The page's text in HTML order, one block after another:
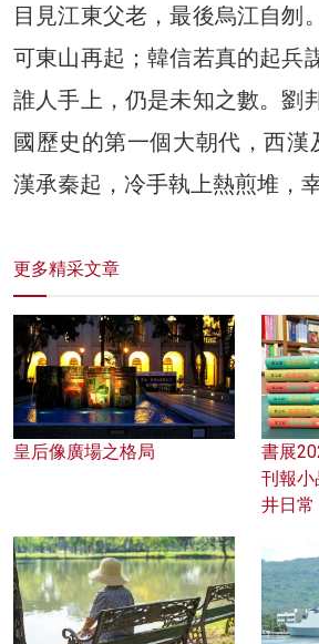
目見江東父老，最後烏江自刎
可東山再起；韓信若真的起兵
誰人手上，仍是未知之數。劉
國歷史的第一個大朝代，西漢
漢承秦起，冷手執上熱煎堆，
更多精采文章
皇后像廣場之格局
書展
刊報小
井日常